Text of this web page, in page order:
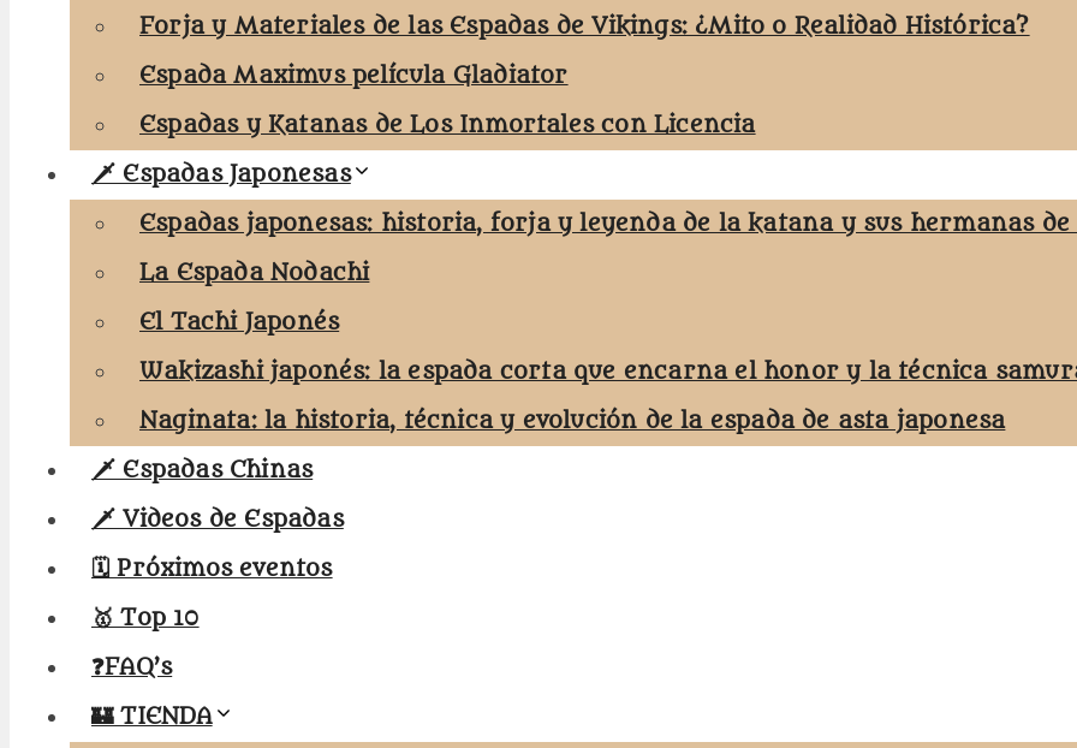
Forja y Materiales de las Espadas de Vikings: ¿Mito o Realidad Histórica?
Espada Maximus película Gladiator
Espadas y Katanas de Los Inmortales con Licencia
🗡️ Espadas Japonesas
Espadas japonesas: historia, forja y leyenda de la katana y sus hermanas de
La Espada Nodachi
El Tachi Japonés
Wakizashi japonés: la espada corta que encarna el honor y la técnica
Naginata: la historia, técnica y evolución de la espada de asta japonesa
🗡️ Espadas Chinas
🗡️ Videos de Espadas
🗓️ Próximos eventos
🥇 Top 10
❓FAQ’s
🏰 TIENDA